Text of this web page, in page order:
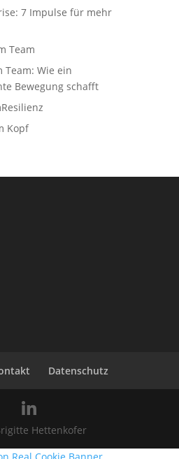
7 Impulse für mehr
Team
Team: Wie ein
Bewegung schafft
Kopf
Datenschutz
Hettenkofer